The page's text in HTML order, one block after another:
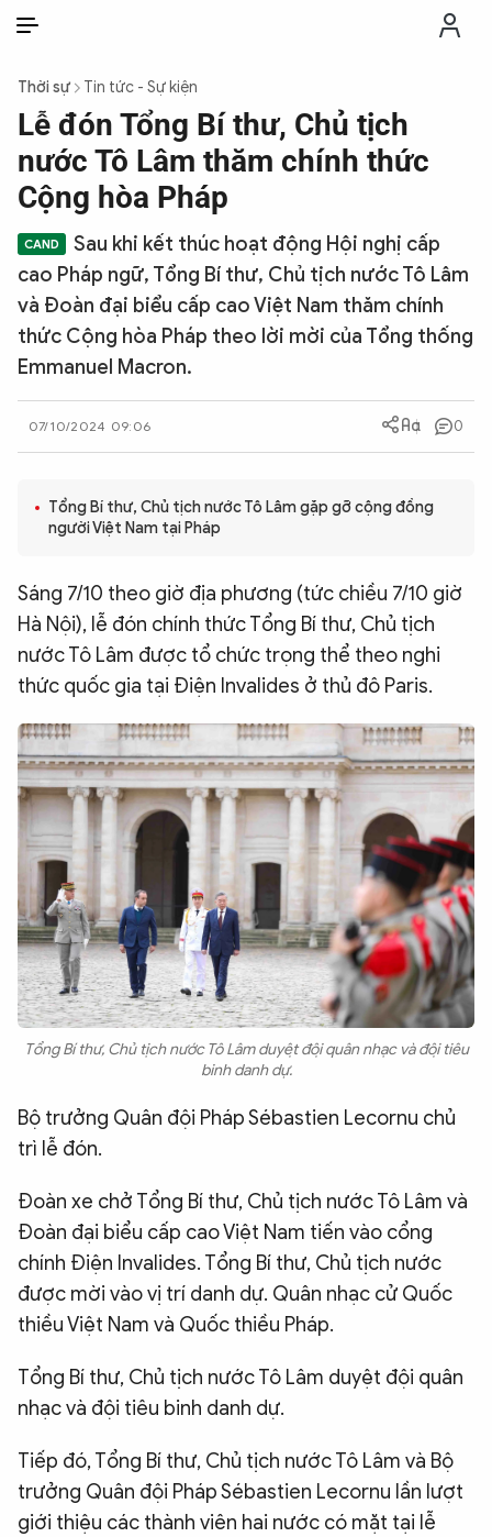
THỜI SỰ
CÔNG AN TRONG LÒNG DÂN
XÃ HỘI
CÔNG NGHỆ
QUỐC TẾ
VĂN HÓA - THỂ THAO
BẠN ĐỌC & CAND
ĐA PHƯƠNG TIỆN
eMagazine
Podcast
Video Ảnh
Infographic
Chuyên trang An ninh thế giới
Văn nghệ Công an
Chuyên đề
Thời sự Tin tức - Sự kiện
Lễ đón Tổng Bí thư, Chủ tịch
nước Tô Lâm thăm chính thức
Cộng hòa Pháp
Sau khi kết thúc hoạt động Hội nghị cấp
cao Pháp ngữ, Tổng Bí thư, Chủ tịch nước Tô Lâm
và Đoàn đại biểu cấp cao Việt Nam thăm chính
thức Cộng hòa Pháp theo lời mời của Tổng thống
Emmanuel Macron.
07/10/2024 09:06 0
Tổng Bí thư, Chủ tịch nước Tô Lâm gặp gỡ cộng đồng
người Việt Nam tại Pháp
Sáng 7/10 theo giờ địa phương (tức chiều 7/10 giờ
Hà Nội), lễ đón chính thức Tổng Bí thư, Chủ tịch
nước Tô Lâm được tổ chức trọng thể theo nghi
thức quốc gia tại Điện Invalides ở thủ đô Paris.
Tổng Bí thư, Chủ tịch nước Tô Lâm duyệt đội quân nhạc và đội tiêu
binh danh dự.
Bộ trưởng Quân đội Pháp Sébastien Lecornu chủ
trì lễ đón.
Đoàn xe chở Tổng Bí thư, Chủ tịch nước Tô Lâm và
Đoàn đại biểu cấp cao Việt Nam tiến vào cổng
chính Điện Invalides. Tổng Bí thư, Chủ tịch nước
được mời vào vị trí danh dự. Quân nhạc cử Quốc
thiều Việt Nam và Quốc thiều Pháp.
Tổng Bí thư, Chủ tịch nước Tô Lâm duyệt đội quân
nhạc và đội tiêu binh danh dự.
Tiếp đó, Tổng Bí thư, Chủ tịch nước Tô Lâm và Bộ
trưởng Quân đội Pháp Sébastien Lecornu lần lượt
giới thiệu các thành viên hai nước có mặt tại lễ